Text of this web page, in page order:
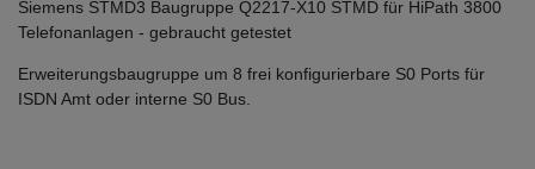
Siemens STMD3 Baugruppe Q2217-X10 STMD für HiPath 3800
Telefonanlagen - gebraucht getestet
Erweiterungsbaugruppe um 8 frei konfigurierbare S0 Ports für
ISDN Amt oder interne S0 Bus.